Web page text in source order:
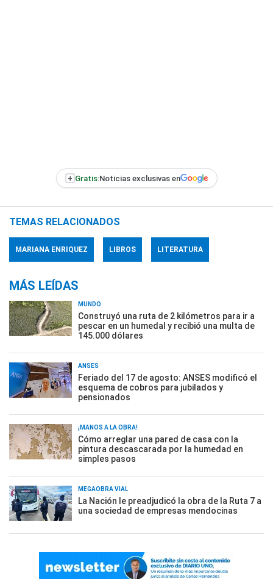
+ Gratis:Noticias exclusivas en
TEMAS RELACIONADOS
MARIANA ENRIQUEZ LIBROS LITERATURA
MÁS LEÍDAS
MUNDO
Construyó una ruta de 2 kilómetros para ir a
pescar en un humedal y recibió una multa de
145.000 dólares
ANSES
Feriado del 17 de agosto: ANSES modificó el
esquema de cobros para jubilados y
pensionados
¡MANOS A LA OBRA!
Cómo arreglar una pared de casa con la
pintura descascarada por la humedad en
simples pasos
MEGAOBRA VIAL
La Nación le preadjudicó la obra de la Ruta 7 a
una sociedad de empresas mendocinas